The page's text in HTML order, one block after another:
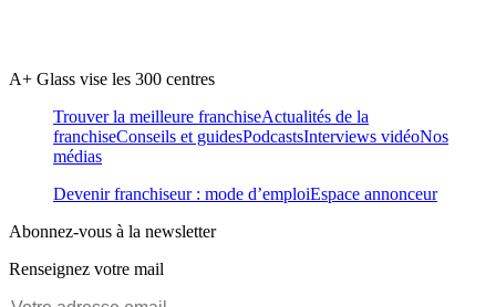
A+ Glass vise les 300 centres
Trouver la meilleure franchiseActualités de la
franchiseConseils et guidesPodcastsInterviews vidéoNos
médias
Devenir franchiseur : mode d’emploiEspace annonceur
Abonnez-vous à la newsletter
Renseignez votre mail